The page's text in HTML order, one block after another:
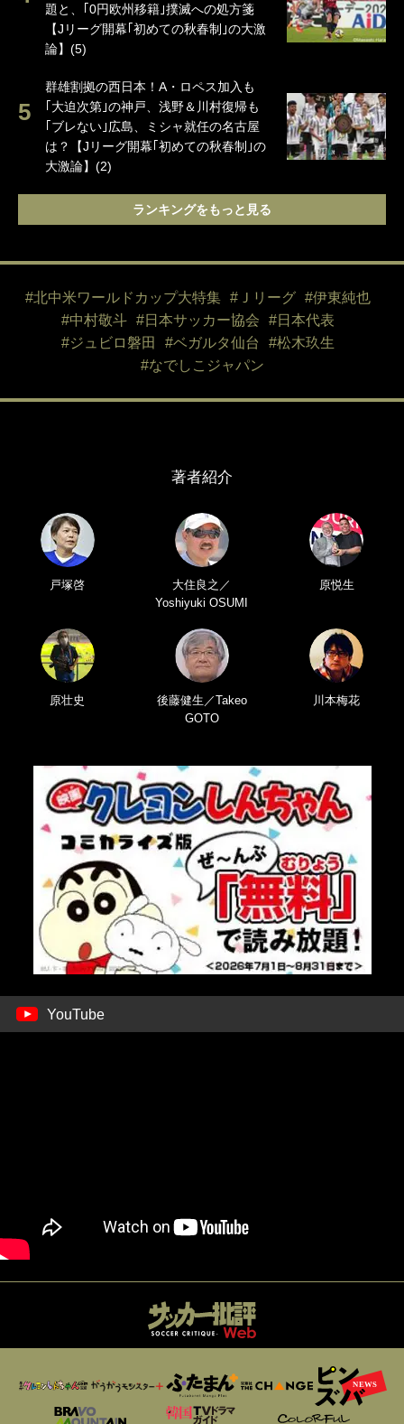
題と、｢0円欧州移籍｣撲滅への処方箋
【Jリーグ開幕｢初めての秋春制｣の大激
論】(5)
群雄割拠の西日本！A・ロペス加入も
｢大迫次第｣の神戸、浅野＆川村復帰も
｢ブレない｣広島、ミシャ就任の名古屋
は？【Jリーグ開幕｢初めての秋春制｣の
大激論】(2)
ランキングをもっと見る
#北中米ワールドカップ大特集 #Ｊリーグ
#伊東純也
#中村敬斗
#日本サッカー協会
#日本代表
#ジュビロ磐田
#ベガルタ仙台
#松木玖生
#なでしこジャパン
著者紹介
戸塚啓
大住良之／
Yoshiyuki OSUMI
原悦生
原壮史
後藤健生／Takeo
GOTO
川本梅花
YouTube